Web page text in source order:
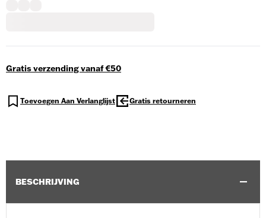
Gratis verzending vanaf €50
Toevoegen Aan Verlanglijst Gratis retourneren
BESCHRIJVING